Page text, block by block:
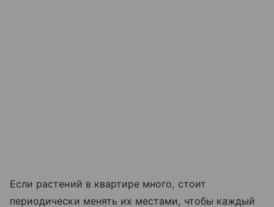
Если растений в квартире много, стоит
периодически менять их местами, чтобы каждый